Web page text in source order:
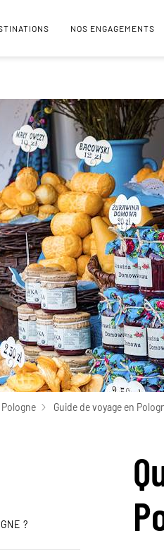
NOS ENGAGEMENTS
Pologne Guide de voyage en
?